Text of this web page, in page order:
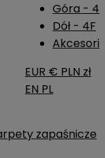
Góra -
Dół - 4F
EUR € PLN zł
EN PL
zapaśnicze